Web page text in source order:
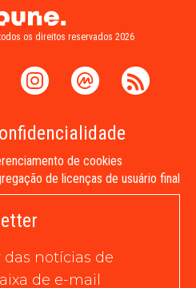
os direitos reservados 2026
de cookies
de licenças de usuário final
das notícias de
de e-mail